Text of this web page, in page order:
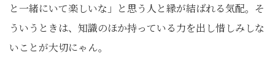
と一緒にいて楽しいな」と思う人と縁が結ばれる気配。そ
ういうときは、知識のほか持っている力を出し惜しみしな
いことが大切にゃん。